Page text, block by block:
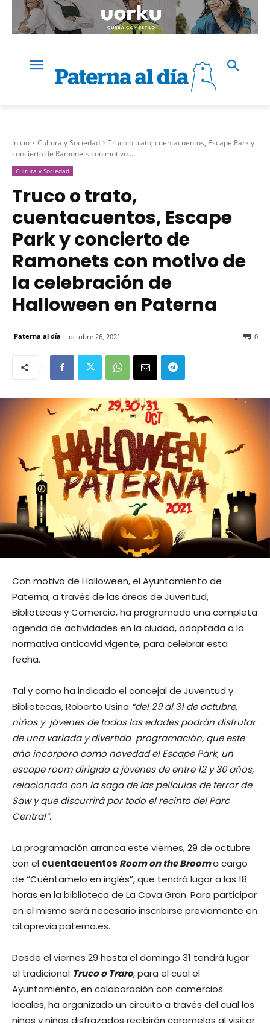
Inicio Cultura y Sociedad
Truco o trato, cuentacuentos, Escape Park y
concierto de Ramonets con motivo...
Cultura y Sociedad
Truco o trato,
cuentacuentos, Escape
Park y concierto de
Ramonets con motivo de
la celebración de
Halloween en Paterna
Paterna al día octubre 26, 2021 0
Con motivo de Halloween, el Ayuntamiento de
Paterna, a través de las áreas de Juventud,
Bibliotecas y Comercio, ha programado una completa
agenda de actividades en la ciudad, adaptada a la
normativa anticovid vigente, para celebrar esta
fecha.
Tal y como ha indicado el concejal de Juventud y
Bibliotecas, Roberto Usina “del 29 al 31 de octubre,
niños y jóvenes de todas las edades podrán disfrutar
de una variada y divertida programación, que este
año incorpora como novedad el Escape Park, un
escape room dirigido a jóvenes de entre 12 y 30 años,
relacionado con la saga de las películas de terror de
Saw y que discurrirá por todo el recinto del Parc
Central”.
La programación arranca este viernes, 29 de octubre
con el cuentacuentos Room on the Brooma cargo
de “Cuéntamelo en inglés”, que tendrá lugar a las 18
horas en la biblioteca de La Cova Gran. Para participar
en el mismo será necesario inscribirse previamente en
citaprevia.paterna.es.
Desde el viernes 29 hasta el domingo 31 tendrá lugar
el tradicional Truco o Traro, para el cual el
Ayuntamiento, en colaboración con comercios
locales, ha organizado un circuito a través del cual los
niños y niñas disfrazados recibirán caramelos al visitar